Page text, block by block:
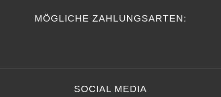
MÖGLICHE ZAHLUNGSARTEN:
SOCIAL MEDIA